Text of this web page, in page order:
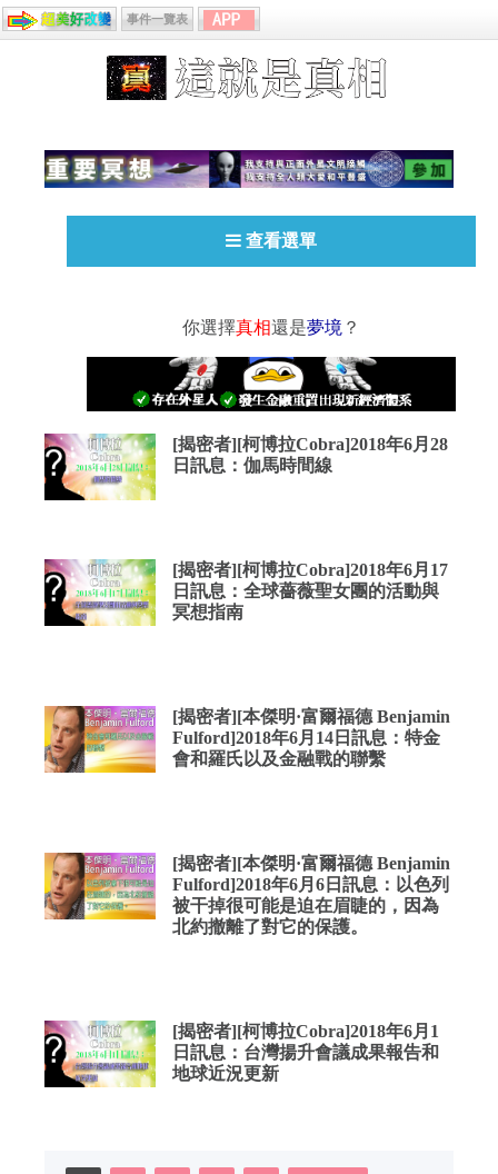
事件一覽表
查看選單
你選擇真相還是夢境 ？
[揭密者][柯博拉Cobra]2018年6月28
日訊息：伽馬時間線
[揭密者][柯博拉Cobra]2018年6月17
日訊息：全球薔薇聖女團的活動與
冥想指南
[揭密者][本傑明·富爾福德 Benjamin
Fulford]2018年6月14日訊息：特金
會和羅氏以及金融戰的聯繫
[揭密者][本傑明·富爾福德 Benjamin
Fulford]2018年6月6日訊息：以色列
被干掉很可能是迫在眉睫的，因為
北約撤離了對它的保護。
[揭密者][柯博拉Cobra]2018年6月1
日訊息：台灣揚升會議成果報告和
地球近況更新